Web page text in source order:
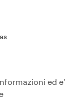
ed e’